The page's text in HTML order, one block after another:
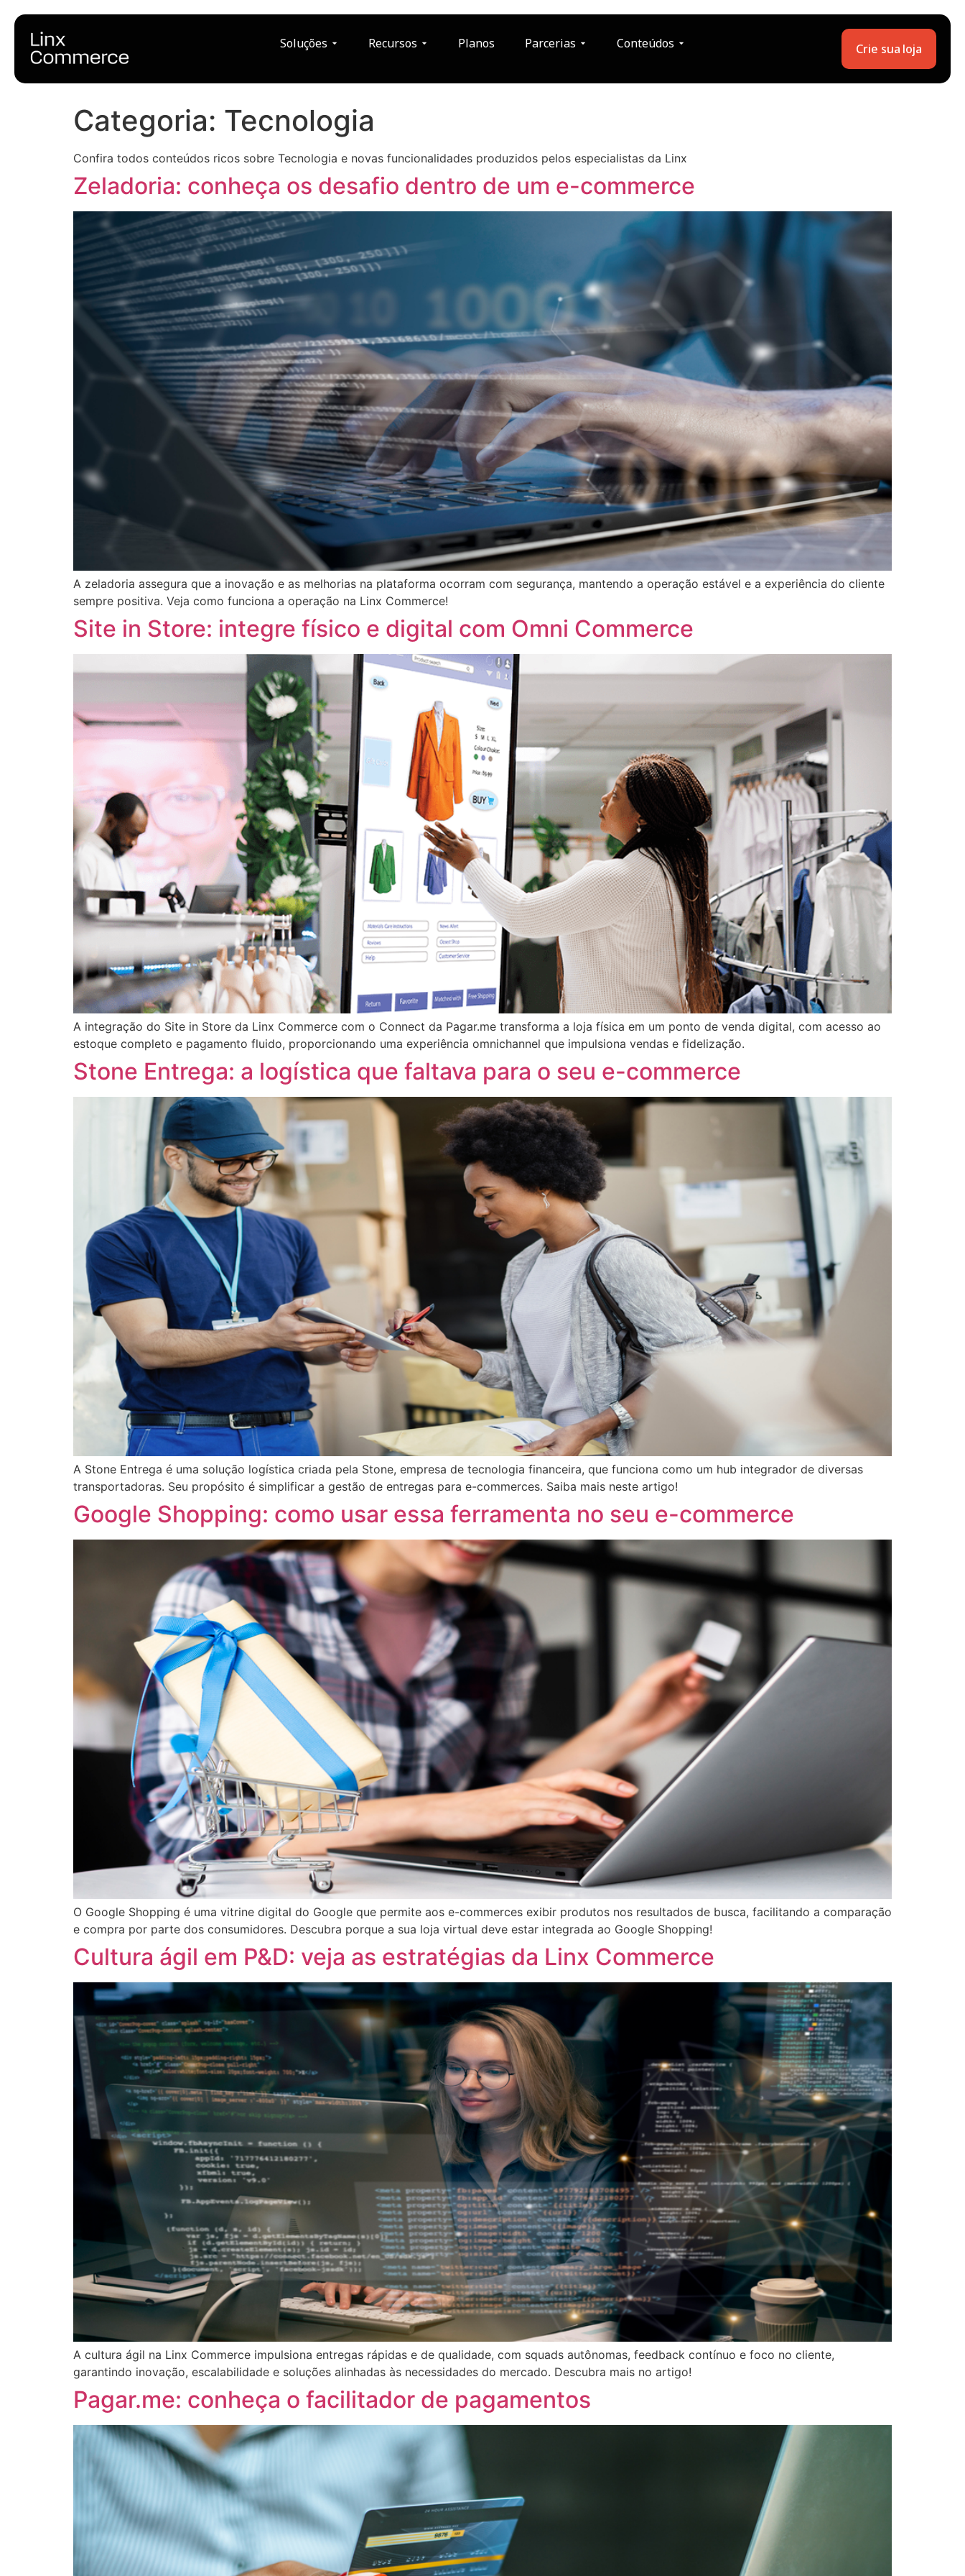
Soluções Recursos Planos Parcerias Conteúdos Crie sua loja
Categoria: Tecnologia
Confira todos conteúdos ricos sobre Tecnologia e novas funcionalidades produzidos pelos especialistas da Linx
Zeladoria: conheça os desafio dentro de um e-commerce
A zeladoria assegura que a inovação e as melhorias na plataforma ocorram com segurança, mantendo a operação estável e a experiência do cliente
sempre positiva. Veja como funciona a operação na Linx Commerce!
Site in Store: integre físico e digital com Omni Commerce
A integração do Site in Store da Linx Commerce com o Connect da Pagar.me transforma a loja física em um ponto de venda digital, com acesso ao
estoque completo e pagamento fluido, proporcionando uma experiência omnichannel que impulsiona vendas e fidelização.
Stone Entrega: a logística que faltava para o seu e-commerce
A Stone Entrega é uma solução logística criada pela Stone, empresa de tecnologia financeira, que funciona como um hub integrador de diversas
transportadoras. Seu propósito é simplificar a gestão de entregas para e-commerces. Saiba mais neste artigo!
Google Shopping: como usar essa ferramenta no seu e-commerce
O Google Shopping é uma vitrine digital do Google que permite aos e-commerces exibir produtos nos resultados de busca, facilitando a comparação
e compra por parte dos consumidores. Descubra porque a sua loja virtual deve estar integrada ao Google Shopping!
Cultura ágil em P&D: veja as estratégias da Linx Commerce
A cultura ágil na Linx Commerce impulsiona entregas rápidas e de qualidade, com squads autônomas, feedback contínuo e foco no cliente,
garantindo inovação, escalabilidade e soluções alinhadas às necessidades do mercado. Descubra mais no artigo!
Pagar.me: conheça o facilitador de pagamentos